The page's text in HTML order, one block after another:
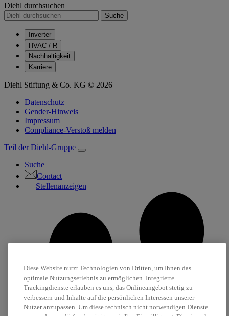
Diehl durchsuchen
Suche
Inverter
HVAC / R
Nachhaltigkeit
Karriere
Diehl Stiftung & Co. KG © 2026
Datenschutz
Gender-Hinweis
Impressum
Compliance-Verstoß melden
Teil der Diehl-Gruppe
Suche
Contact
Stellenanzeigen
Diese Website nutzt Technologien von Dritten, um Ihnen das
optimale Nutzungserlebnis zu ermöglichen. Integrierte
Trackingdienste erlauben es uns, das Onlineangebot stetig zu
verbessern und Inhalte auf die persönlichen Interessen unserer
Nutzer anzupassen. Um diese technisch nicht notwendigen Dienste